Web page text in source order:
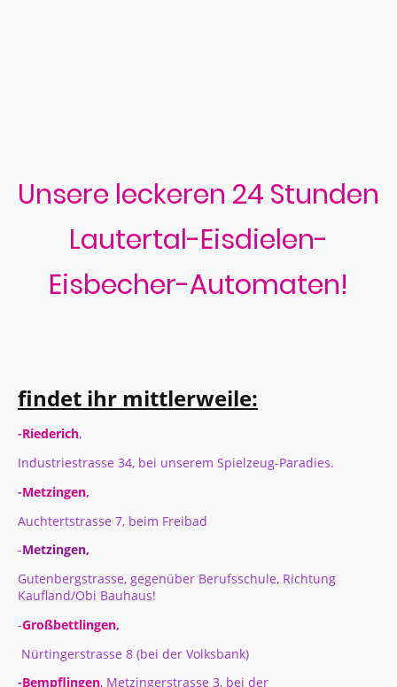
Unsere leckeren 24 Stunden
Lautertal-Eisdielen-
Eisbecher-Automaten!
findet ihr mittlerweile:
-Riederich,
Industriestrasse 34, bei unserem Spielzeug-Paradies.
-Metzingen,
Auchtertstrasse 7, beim Freibad
-Metzingen,
Gutenbergstrasse, gegenüber Berufsschule, Richtung
Kaufland/Obi Bauhaus!
-Großbettlingen,
Nürtingerstrasse 8 (bei der Volksbank)
-Bempflingen, Metzingerstrasse 3, bei der